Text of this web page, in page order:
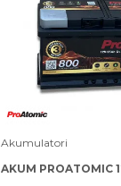
Akumulatori
AKUM PROATOMIC